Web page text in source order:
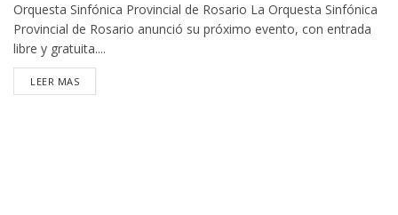
Orquesta Sinfónica Provincial de Rosario La Orquesta Sinfónica
Provincial de Rosario anunció su próximo evento, con entrada
libre y gratuita....
LEER MASDETAILS